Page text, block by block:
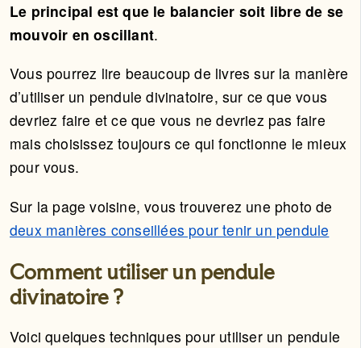
Le principal est que le balancier soit libre de se
mouvoir en oscillant.
Vous pourrez lire beaucoup de livres sur la manière
d’utiliser un pendule divinatoire, sur ce que vous
devriez faire et ce que vous ne devriez pas faire
mais choisissez toujours ce qui fonctionne le mieux
pour vous.
Sur la page voisine, vous trouverez une photo de
deux manières conseillées pour tenir un pendule
Comment utiliser un pendule
divinatoire ?
Voici quelques techniques pour utiliser un pendule